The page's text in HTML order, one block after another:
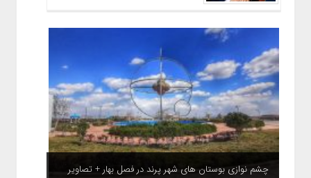
چشم نوازی بوستان های شهر پرند در فصل بهار + تصاویر